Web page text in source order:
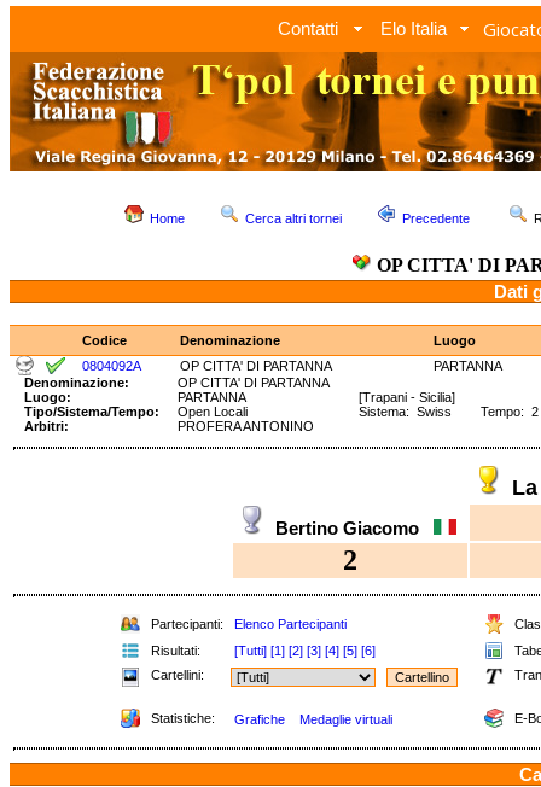
Contatti Elo Italia
Home Cerca altri tornei Precedente
OP CITTA' DI
Dati
Codice Denominazione
Luogo
0804092A
OP CITTA' DI PARTANNA
PARTANNA
Denominazione:
OP CITTA' DI PARTANNA
Luogo:
PARTANNA
[Trapani - Sicilia]
Tipo/Sistema/Tempo:
Open Locali
Sistema: Swiss Tempo: 2
Arbitri:
PROFERA ANTONINO
Bertino Giacomo
2
Partecipanti: Elenco Partecipanti
Risultati:
[Tutti] [1] [2] [3] [4] [5] [6]
Cartellini:
Statistiche: Grafiche Medaglie virtuali E-